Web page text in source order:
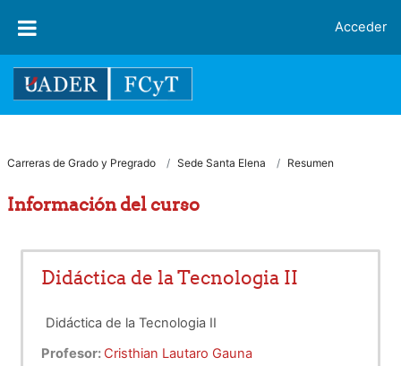
Acceder
Carreras de Grado y Pregrado Sede Santa Elena Resumen
Información del curso
Didáctica de la Tecnologia II
Didáctica de la Tecnologia II
Profesor: Cristhian Lautaro Gauna